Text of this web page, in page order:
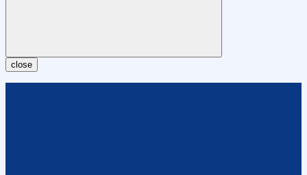
close